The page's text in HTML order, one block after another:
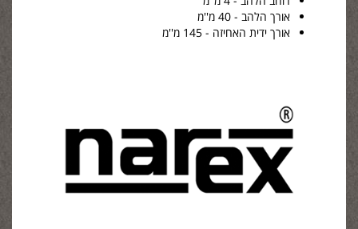
אורך הלהב - 40 מ''מ
אורך ידית האחיזה - 145 מ''מ